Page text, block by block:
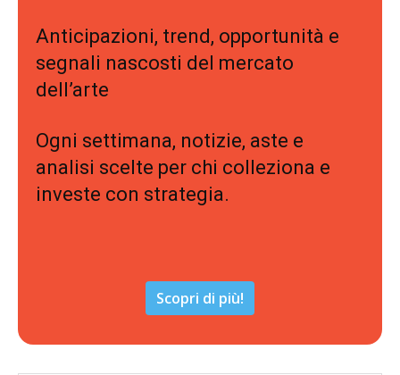
Anticipazioni, trend, opportunità e
segnali nascosti del mercato
dell’arte
Ogni settimana, notizie, aste e
analisi scelte per chi colleziona e
investe con strategia.
Scopri di più!